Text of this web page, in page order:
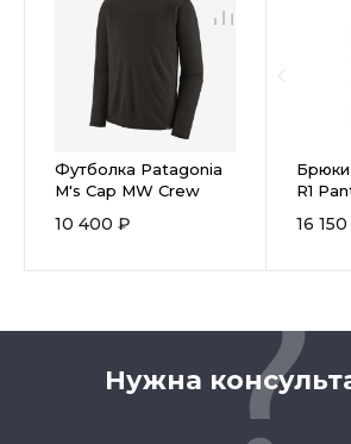
Футболка Patagonia
M's Cap MW Crew
10 400 ₽
R1
16
Нужна